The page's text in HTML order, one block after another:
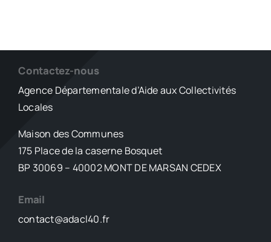
Contactez-nous
Agence Départementale d’Aide aux Collectivités
Locales
Maison des Communes
175 Place de la caserne Bosquet
BP 30069 – 40002 MONT DE MARSAN CEDEX
Email
contact@adacl40.fr